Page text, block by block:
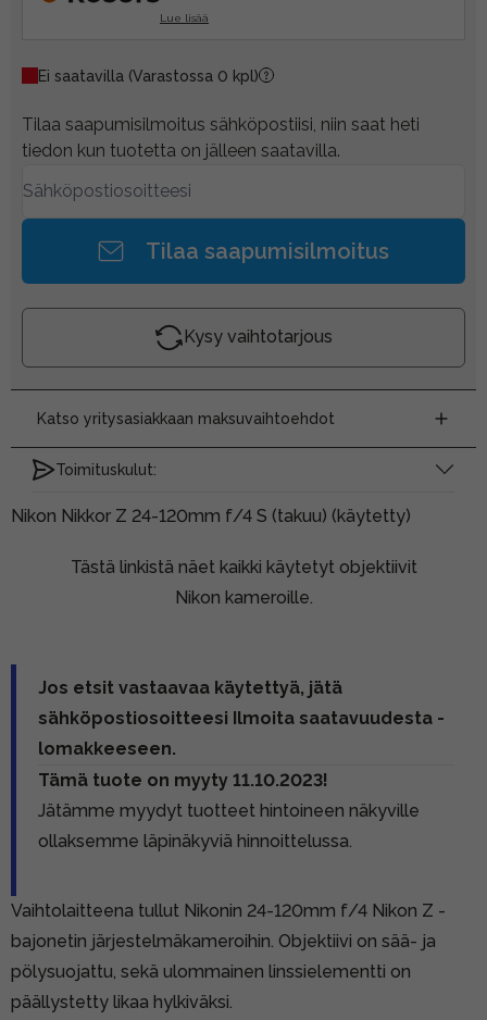
Lue lisää
Ei saatavilla (Varastossa 0 kpl)
Tilaa saapumisilmoitus sähköpostiisi, niin saat heti
tiedon kun tuotetta on jälleen saatavilla.
Tilaa saapumisilmoitus
Kysy vaihtotarjous
Katso yritysasiakkaan maksuvaihtoehdot
Toimituskulut:
Nikon Nikkor Z 24-120mm f/4 S (takuu) (käytetty)
Tästä linkistä näet kaikki käytetyt objektiivit
Nikon kameroille.
Jos etsit vastaavaa käytettyä, jätä
sähköpostiosoitteesi Ilmoita saatavuudesta -
lomakkeeseen.
Tämä tuote on myyty 11.10.2023!
Jätämme myydyt tuotteet hintoineen näkyville
ollaksemme läpinäkyviä hinnoittelussa.
Vaihtolaitteena tullut Nikonin 24-120mm f/4 Nikon Z -
bajonetin järjestelmäkameroihin. Objektiivi on sää- ja
pölysuojattu, sekä ulommainen linssielementti on
päällystetty likaa hylkiväksi.